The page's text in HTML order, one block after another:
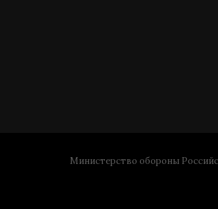
Министерство обороны